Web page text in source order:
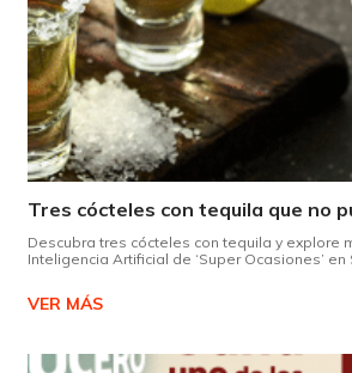
Descubra tres cócteles con tequila y explore
Inteligencia Artificial de ‘Super Ocasiones’ en
VER MÁS